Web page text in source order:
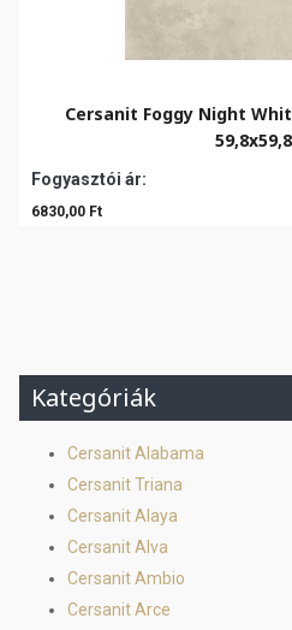
Cersanit Foggy Night
Fogyasztói ár:
6830,00 Ft
Kategóriák
Cersanit Alabama
Cersanit Triana
Cersanit Alaya
Cersanit Alva
Cersanit Ambio
Cersanit Arce